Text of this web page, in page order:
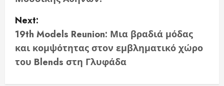
a
v
i
Next:
19th Models Reunion: Μια βραδιά μόδας
και κομψότητας στον εμβληματικό χώρο
του Blends στη Γλυφάδα